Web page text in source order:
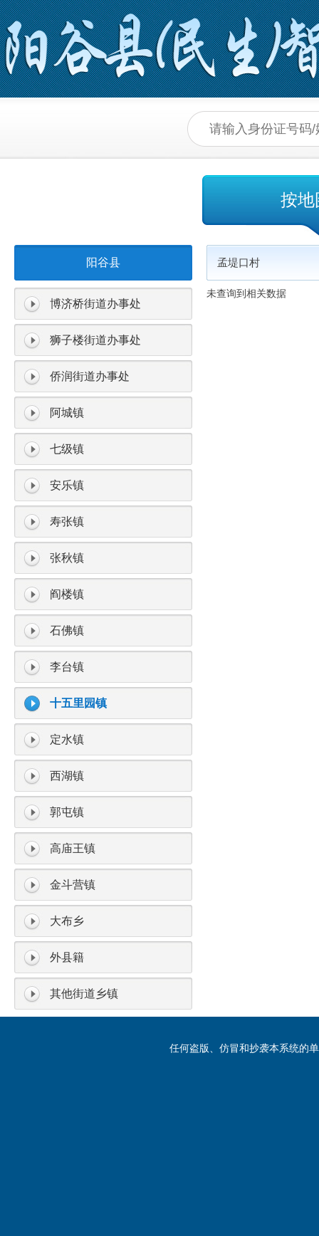
按地
阳谷县
博济桥街道办事处
狮子楼街道办事处
侨润街道办事处
阿城镇
七级镇
安乐镇
寿张镇
张秋镇
阎楼镇
石佛镇
李台镇
十五里园镇
定水镇
西湖镇
郭屯镇
高庙王镇
金斗营镇
大布乡
外县籍
其他街道乡镇
孟堤口村
未查询到相关数据
任何盗版、仿冒和抄袭本系统的